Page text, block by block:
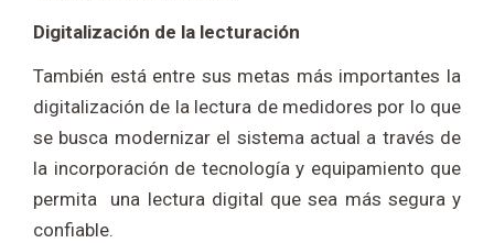
Digitalización de la lecturación
También está entre sus metas más importantes la
digitalización de la lectura de medidores por lo que
se busca modernizar el sistema actual a través de
la incorporación de tecnología y equipamiento que
permita una lectura digital que sea más segura y
confiable.